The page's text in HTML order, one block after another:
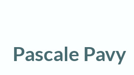
Pascale Pavy